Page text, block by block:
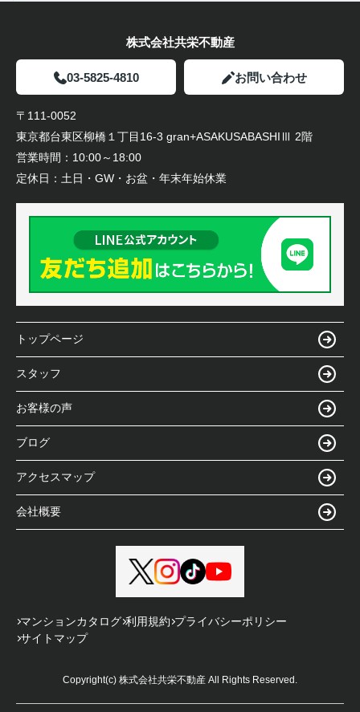
株式会社共栄不動産
03-5825-4810 お問い合わせ
〒111-0052
東京都台東区柳橋１丁目16-3 gran+ASAKUSABASHIⅢ 2階
営業時間： 10:00～18:00
定休日： 土日・GW・お盆・年末年始休業
トップページ
スタッフ
お客様の声
ブログ
アクセスマップ
会社概要
マンションカタログ 利用規約 プライバシーポリシー
サイトマップ
Copyright(c) 株式会社共栄不動産 All Rights Reserved.